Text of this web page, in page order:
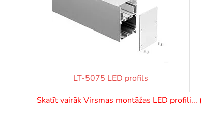
LT-5075 LED profils
Skatīt vairāk Virsmas montāžas LED profili...